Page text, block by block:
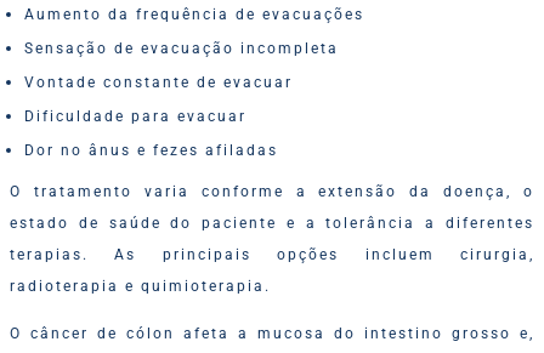
Aumento da frequência de evacuações
Sensação de evacuação incompleta
Vontade constante de evacuar
Dificuldade para evacuar
Dor no ânus e fezes afiladas
O tratamento varia conforme a extensão da doença, o
estado de saúde do paciente e a tolerância a diferentes
terapias. As principais opções incluem cirurgia,
radioterapia e quimioterapia.
O câncer de cólon afeta a mucosa do intestino grosso e,